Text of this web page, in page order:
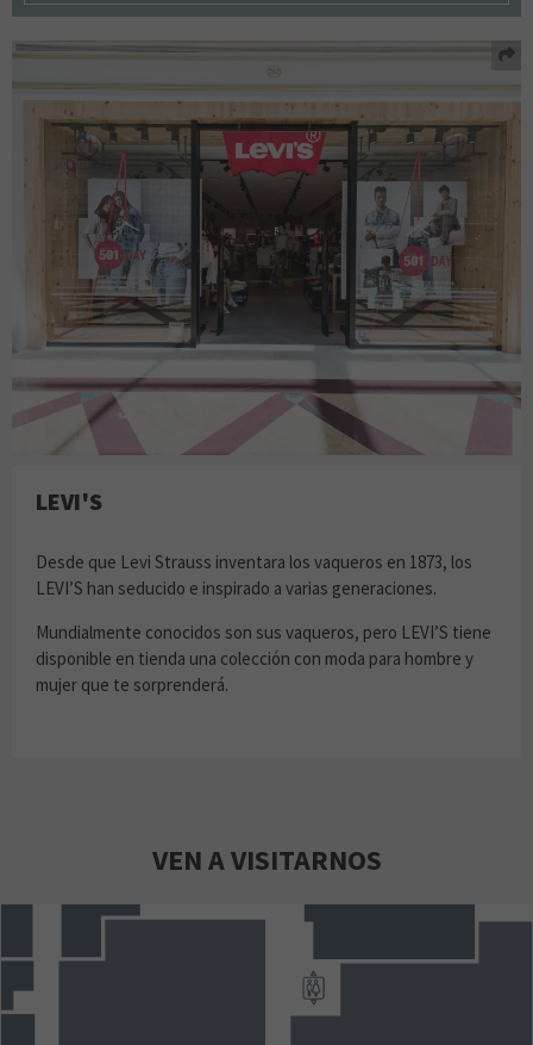
LEVI'S
Desde que Levi Strauss inventara los vaqueros en 1873, los
LEVI’S han seducido e inspirado a varias generaciones.
Mundialmente conocidos son sus vaqueros, pero LEVI’S tiene
disponible en tienda una colección con moda para hombre y
mujer que te sorprenderá.
VEN A VISITARNOS